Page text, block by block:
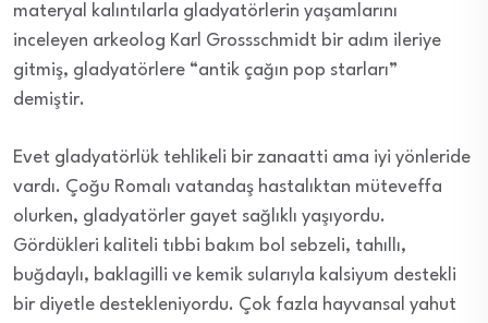
materyal kalıntılarla gladyatörlerin yaşamlarını
inceleyen arkeolog Karl Grossschmidt bir adım ileriye
gitmiş, gladyatörlere “antik çağın pop starları”
demiştir.
Evet gladyatörlük tehlikeli bir zanaatti ama iyi yönleride
vardı. Çoğu Romalı vatandaş hastalıktan müteveffa
olurken, gladyatörler gayet sağlıklı yaşıyordu.
Gördükleri kaliteli tıbbi bakım bol sebzeli, tahıllı,
buğdaylı, baklagilli ve kemik sularıyla kalsiyum destekli
bir diyetle destekleniyordu. Çok fazla hayvansal yahut